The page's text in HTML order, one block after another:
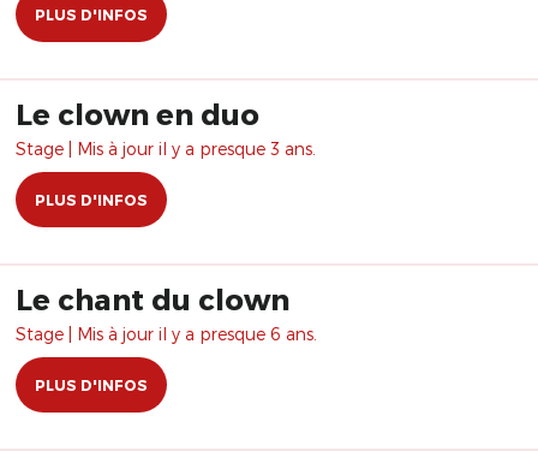
PLUS D'INFOS
Le clown en duo
Stage | Mis à jour il y a presque 3 ans.
PLUS D'INFOS
Le chant du clown
Stage | Mis à jour il y a presque 6 ans.
PLUS D'INFOS